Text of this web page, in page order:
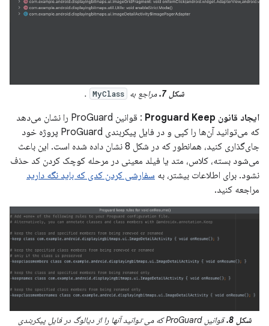
شکل 7. مراجع به MyClass
.
ایجاد قانون Proguard Keep
: قوانین ProGuard را نشان می‌دهد
که می‌توانید آن‌ها را کپی و در فایل پیکربندی ProGuard پروژه خود
جای‌گذاری کنید، همانطور که در شکل 8 نشان داده شده است. این باعث
می‌شود بسته، کلاس، متد یا فیلد معینی در مرحله کوچک کردن کد حذف
نشود. برای اطلاعات بیشتر، به سفارشی کردن کدی که باید نگه دارید
مراجعه کنید.
شکل 8.
قوانین ProGuard که می توانید آنها را از دیالوگ در فایل پیکربندی